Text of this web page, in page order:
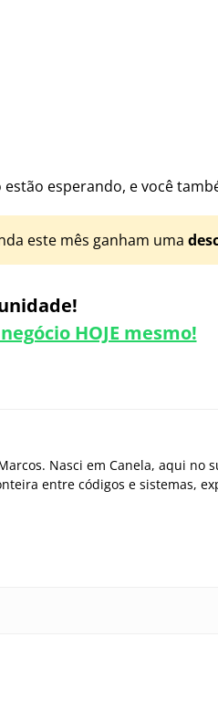
esperando, e você
este mês ganham uma
HOJE mesmo!
Nasci em Canela, aqui no
entre códigos e sistemas,